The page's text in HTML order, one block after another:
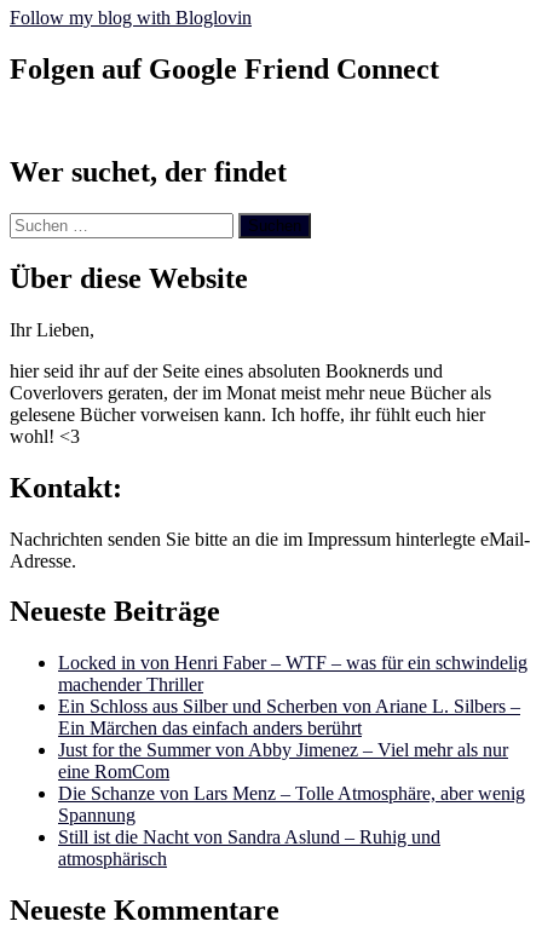
Follow my blog with Bloglovin
Folgen auf Google Friend Connect
Wer suchet, der findet
Suchen
nach:
Über diese Website
Ihr Lieben,
hier seid ihr auf der Seite eines absoluten Booknerds und
Coverlovers geraten, der im Monat meist mehr neue Bücher als
gelesene Bücher vorweisen kann. Ich hoffe, ihr fühlt euch hier
wohl! <3
Kontakt:
Nachrichten senden Sie bitte an die im Impressum hinterlegte eMail-
Adresse.
Neueste Beiträge
Locked in von Henri Faber – WTF – was für ein schwindelig
machender Thriller
Ein Schloss aus Silber und Scherben von Ariane L. Silbers –
Ein Märchen das einfach anders berührt
Just for the Summer von Abby Jimenez – Viel mehr als nur
eine RomCom
Die Schanze von Lars Menz – Tolle Atmosphäre, aber wenig
Spannung
Still ist die Nacht von Sandra Aslund – Ruhig und
atmosphärisch
Neueste Kommentare